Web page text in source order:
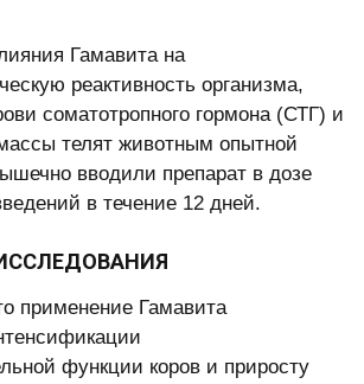
Гамавита на
реактивность организма,
соматотропного гормона (СТГ) и
телят животным опытной
вводили препарат в дозе
в течение 12 дней.
применение Гамавита
функции коров и приросту